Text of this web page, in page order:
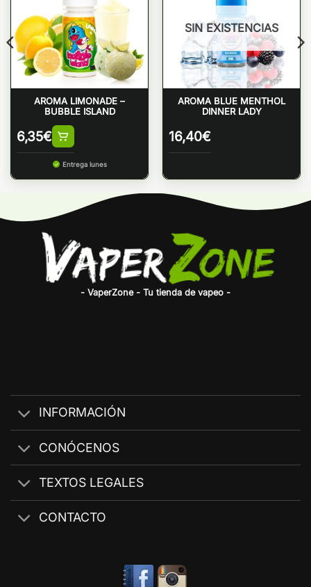
AROMA LIMONADE –
BUBBLE ISLAND
6,35€
Entrega lunes
SIN EXISTENCIAS
AROMA BLUE MENTHOL
DINNER LADY
16,40€
- VaperZone - Tu tienda de vapeo -
INFORMACIÓN
CONÓCENOS
TEXTOS LEGALES
CONTACTO